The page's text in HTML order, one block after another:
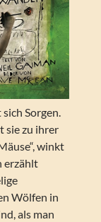
Sorgen.
sie zu ihrer
winkt
erzählt
Wölfen in
als man